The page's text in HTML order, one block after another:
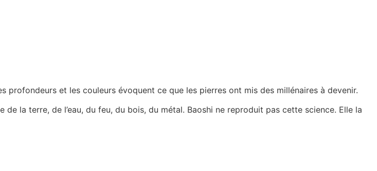
et les couleurs évoquent ce que les pierres ont mis des millénaires à devenir.
la terre, de l’eau, du feu, du bois, du métal. Baoshi ne reproduit pas cette science. Elle la